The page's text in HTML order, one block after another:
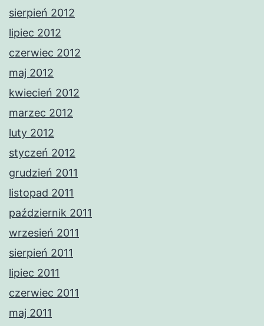
sierpień 2012
lipiec 2012
czerwiec 2012
maj 2012
kwiecień 2012
marzec 2012
luty 2012
styczeń 2012
grudzień 2011
listopad 2011
październik 2011
wrzesień 2011
sierpień 2011
lipiec 2011
czerwiec 2011
maj 2011